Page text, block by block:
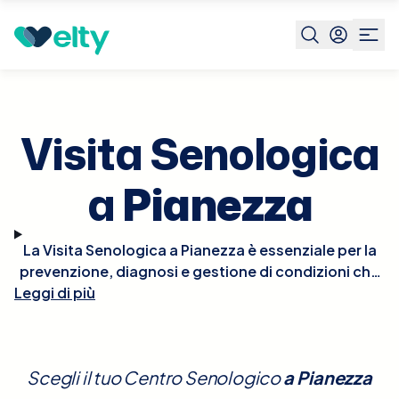
Prenota visita Pianezza
Visita Senologica
aPianezza
La Visita Senologica a Pianezza è essenziale per la
prevenzione, diagnosi e gestione di condizioni che
interessano il seno, comprese le patologie benigne
cambiamenti nella forma o dimensione del seno.
Leggi di più
Scegli il tuo Centro SenologicoaPianezza